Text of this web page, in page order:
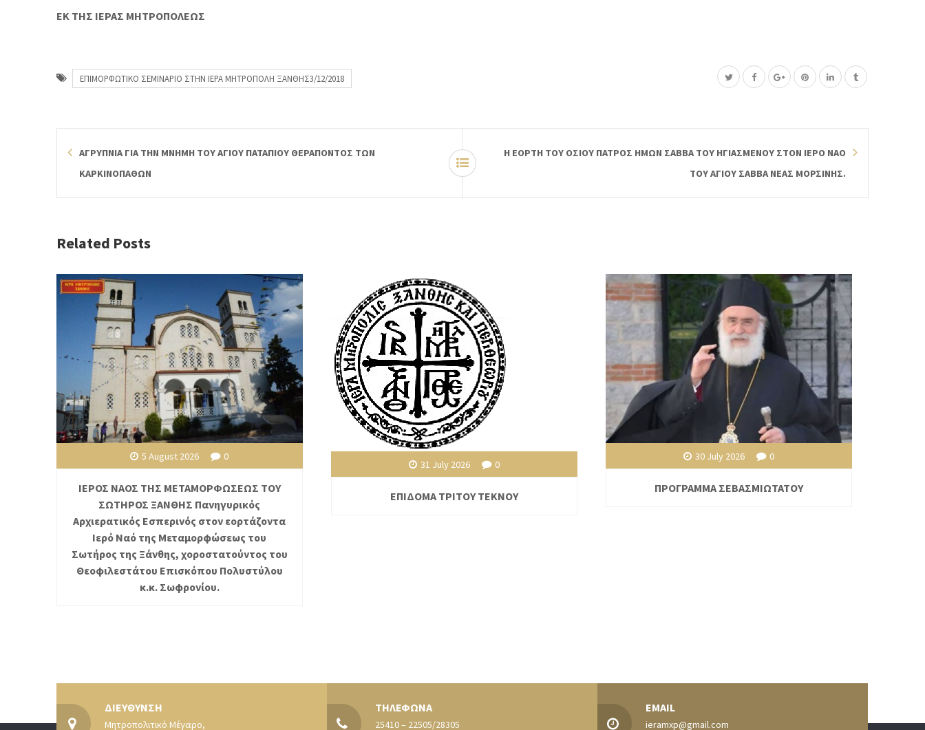
ΕΚ ΤΗΣ ΙΕΡΑΣ ΜΗΤΡΟΠΟΛΕΩΣ
ΕΠΙΜΟΡΦΩΤΙΚΟ ΣΕΜΙΝΑΡΙΟ ΣΤΗΝ ΙΕΡΑ ΜΗΤΡΟΠΟΛΗ ΞΑΝΘΗΣ3/12/2018
ΑΓΡΥΠΝΙΑ ΓΙΑ ΤΗΝ ΜΝΗΜΗ ΤΟΥ ΑΓΙΟΥ ΠΑΤΑΠΙΟΥ ΘΕΡΑΠΟΝΤΟΣ ΤΩΝ
ΚΑΡΚΙΝΟΠΑΘΩΝ
Η ΕΟΡΤΗ ΤΟΥ ΟΣΙΟΥ ΠΑΤΡΟΣ ΗΜΩΝ ΣΑΒΒΑ ΤΟΥ ΗΓΙΑΣΜΕΝΟΥ ΣΤΟΝ ΙΕΡΟ ΝΑΟ
ΤΟΥ ΑΓΙΟΥ ΣΑΒΒΑ ΝΕΑΣ ΜΟΡΣΙΝΗΣ.
Related Posts
5 August 2026 0
ΙΕΡΟΣ ΝΑΟΣ ΤΗΣ ΜΕΤΑΜΟΡΦΩΣΕΩΣ ΤΟΥ
ΣΩΤΗΡΟΣ ΞΑΝΘΗΣ Πανηγυρικός
Αρχιερατικός Εσπερινός στον εορτάζοντα
Ιερό Ναό της Μεταμορφώσεως του
Σωτήρος της Ξάνθης, χοροστατούντος του
Θεοφιλεστάτου Επισκόπου Πολυστύλου
κ.κ. Σωφρονίου.
31 July 2026 0
ΕΠΙΔΟΜΑ ΤΡΙΤΟΥ ΤΕΚΝΟΥ
30 July 2026 0
ΠΡΟΓΡΑΜΜΑ ΣΕΒΑΣΜΙΩΤΑΤΟΥ
ΔΙΕΥΘΥΝΣΗ
Μητροπολιτικό Μέγαρο,
ΤΗΛΕΦΩΝΑ
25410 – 22505/28305
EMAIL
ieramxp@gmail.com